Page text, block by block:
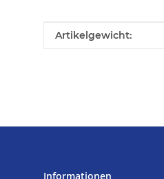
Produkteigenschaft
Wert
Artikelgewicht:
Informationen